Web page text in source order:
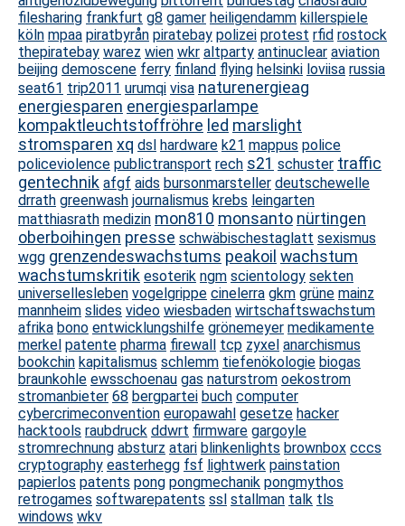
filesharing frankfurt g8 gamer heiligendamm killerspiele
köln mpaa piratbyrån piratebay polizei protest rfid rostock
thepiratebay warez wien wkr altparty antinuclear aviation
beijing demoscene ferry finland flying helsinki loviisa russia
seat61 trip2011 urumqi visa naturenergieag
energiesparen energiesparlampe
kompaktleuchtstoffröhre led marslight
stromsparen xq dsl hardware k21 mappus police
policeviolence publictransport rech s21 schuster traffic
gentechnik afgf aids bursonmarsteller deutschewelle
drrath greenwash journalismus krebs leingarten
matthiasrath medizin mon810 monsanto nürtingen
oberboihingen presse schwäbischestaglatt sexismus
wgg grenzendeswachstums peakoil wachstum
wachstumskritik esoterik ngm scientology sekten
universellesleben vogelgrippe cinelerra gkm grüne mainz
mannheim slides video wiesbaden wirtschaftswachstum
afrika bono entwicklungshilfe grönemeyer medikamente
merkel patente pharma firewall tcp zyxel anarchismus
bookchin kapitalismus schlemm tiefenökologie biogas
braunkohle ewsschoenau gas naturstrom oekostrom
stromanbieter 68 bergpartei buch computer
cybercrimeconvention europawahl gesetze hacker
hacktools raubdruck ddwrt firmware gargoyle
stromrechnung absturz atari blinkenlights brownbox cccs
cryptography easterhegg fsf lightwerk painstation
papierlos patents pong pongmechanik pongmythos
retrogames softwarepatents ssl stallman talk tls
windows wkv